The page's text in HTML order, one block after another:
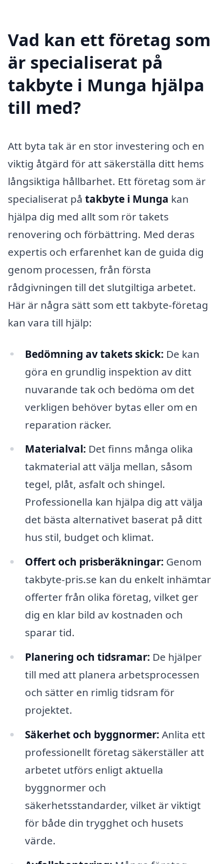
Vad kan ett företag som
är specialiserat på
takbyte i Munga hjälpa
till med?
Att byta tak är en stor investering och en
viktig åtgärd för att säkerställa ditt hems
långsiktiga hållbarhet. Ett företag som är
specialiserat på takbyte i Munga kan
hjälpa dig med allt som rör takets
renovering och förbättring. Med deras
expertis och erfarenhet kan de guida dig
genom processen, från första
rådgivningen till det slutgiltiga arbetet.
Här är några sätt som ett takbyte-företag
kan vara till hjälp:
Bedömning av takets skick: De kan
göra en grundlig inspektion av ditt
nuvarande tak och bedöma om det
verkligen behöver bytas eller om en
reparation räcker.
Materialval: Det finns många olika
takmaterial att välja mellan, såsom
tegel, plåt, asfalt och shingel.
Professionella kan hjälpa dig att välja
det bästa alternativet baserat på ditt
hus stil, budget och klimat.
Offert och prisberäkningar: Genom
takbyte-pris.se kan du enkelt inhämtar
offerter från olika företag, vilket ger
dig en klar bild av kostnaden och
sparar tid.
Planering och tidsramar: De hjälper
till med att planera arbetsprocessen
och sätter en rimlig tidsram för
projektet.
Säkerhet och byggnormer: Anlita ett
professionellt företag säkerställer att
arbetet utförs enligt aktuella
byggnormer och
säkerhetsstandarder, vilket är viktigt
för både din trygghet och husets
värde.